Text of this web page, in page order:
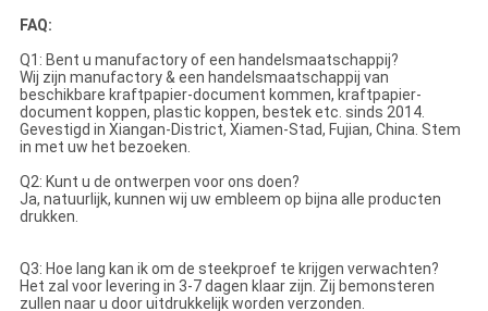
FAQ:
Q1: Bent u manufactory of een handelsmaatschappij?
Wij zijn manufactory & een handelsmaatschappij van
beschikbare kraftpapier-document kommen, kraftpapier-
document koppen, plastic koppen, bestek etc. sinds 2014.
Gevestigd in Xiangan-District, Xiamen-Stad, Fujian, China. Stem
in met uw het bezoeken.
Q2: Kunt u de ontwerpen voor ons doen?
Ja, natuurlijk, kunnen wij uw embleem op bijna alle producten
drukken.
Q3: Hoe lang kan ik om de steekproef te krijgen verwachten?
Het zal voor levering in 3-7 dagen klaar zijn. Zij bemonsteren
zullen naar u door uitdrukkelijk worden verzonden.